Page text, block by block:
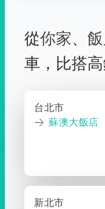
從你家、
車， 比搭
台北市
蘇澳大飯店
新北市